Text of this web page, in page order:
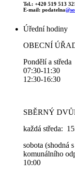
Tel.: +420 519 513
E-mail: podatelna
Úřední hodiny
OBECNÍ
Pondělí a středa
07:30-11:30
12:30-16:30
SBĚRNÝ
každá středa:
sobota (shodná
komunálního
10:00